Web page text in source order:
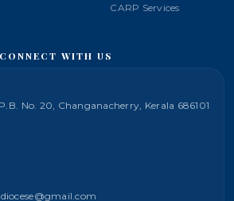
CARP Services
CONNECT WITH US
No. 20, Changanacherry, Kerala 686101